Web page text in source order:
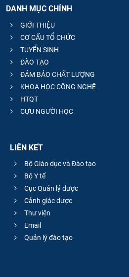
DANH MỤC CHÍNH
GIỚI THIỆU
CƠ CẤU TỔ CHỨC
TUYỂN SINH
ĐÀO TẠO
ĐẢM BẢO CHẤT LƯỢNG
KHOA HỌC CÔNG NGHỆ
HTQT
CỰU NGƯỜI HỌC
LIÊN KẾT
Bộ Giáo dục và Đào tạo
Bộ Y tế
Cục Quản lý dược
Cảnh giác dược
Thư viện
Email
Quản lý đào tạo